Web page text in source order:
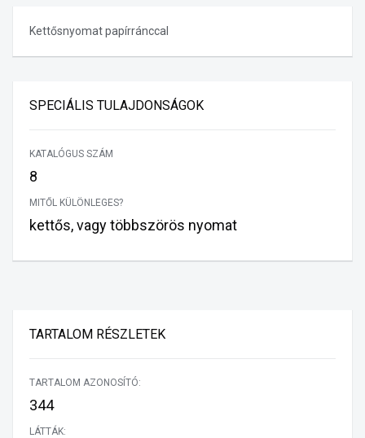
Kettősnyomat papírránccal
SPECIÁLIS TULAJDONSÁGOK
KATALÓGUS SZÁM
8
MITŐL KÜLÖNLEGES?
kettős, vagy többszörös nyomat
TARTALOM RÉSZLETEK
TARTALOM AZONOSÍTÓ:
344
LÁTTÁK: